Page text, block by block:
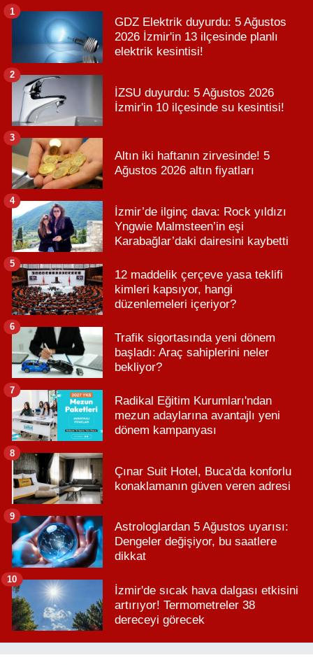
GDZ Elektrik duyurdu: 5 Ağustos
2026 İzmir'in 13 ilçesinde planlı
elektrik kesintisi!
1
İZSU duyurdu: 5 Ağustos 2026
İzmir'in 10 ilçesinde su kesintisi!
2
Altın iki haftanın zirvesinde! 5
Ağustos 2026 altın fiyatları
3
İzmir’de ilginç dava: Rock yıldızı
Yngwie Malmsteen’in eşi
Karabağlar’daki dairesini kaybetti
4
12 maddelik çerçeve yasa teklifi
kimleri kapsıyor, hangi
düzenlemeleri içeriyor?
5
Trafik sigortasında yeni dönem
başladı: Araç sahiplerini neler
bekliyor?
6
Radikal Eğitim Kurumları'ndan
mezun adaylarına avantajlı yeni
dönem kampanyası
7
Çınar Suit Hotel, Buca'da konforlu
konaklamanın güven veren adresi
8
Astrologlardan 5 Ağustos uyarısı:
Dengeler değişiyor, bu saatlere
dikkat
9
İzmir'de sıcak hava dalgası etkisini
artırıyor! Termometreler 38
dereceyi görecek
10